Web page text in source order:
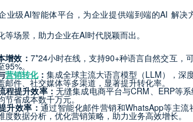
业级AI智能体平台，为企业提供端到端的AI 解
等场景，助力企业在AI时代脱颖而出。
增效： 7*24小时在线，支持90+种语言自然交互，
。
营销转化： 集成全球主流大语言模型（LLM），深
邮件、社交媒体等多渠道，显著提升转化率。
程提升效率：无缝集成电商平台与CRM、ERP等
节省成本数千万元。
升效率：通过智能化邮件营销和WhatsApp等主
度数据分析，优化营销策略，助力业务高效增长。